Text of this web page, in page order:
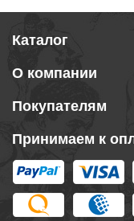
Каталог
О компании
Покупателям
Принимаем к